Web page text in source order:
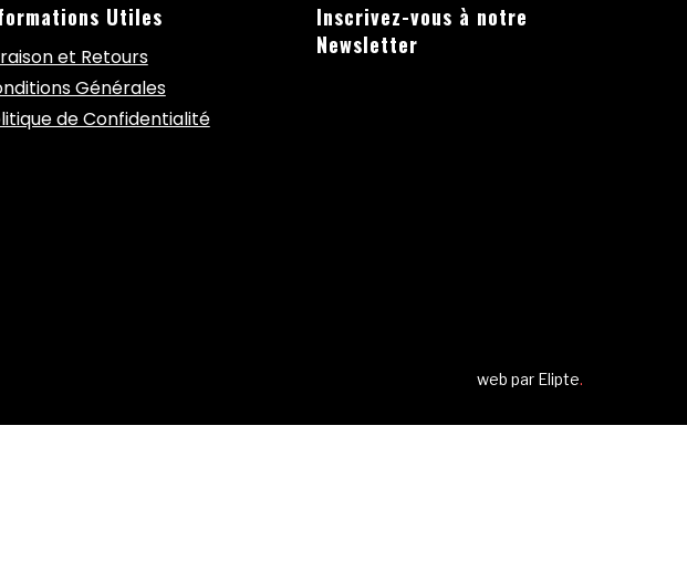
Utiles
et Retours
Générales
de Confidentialité
Inscrivez-vous à notre
Newsletter
web par Elipte.